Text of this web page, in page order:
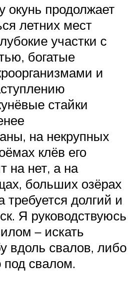
окунь продолжает
летних мест
участки с
богатые
и
стайки
на некрупных
клёв его
на нет, а на
больших озёрах
требуется долгий и
Я руководствуюсь
– искать
вдоль свалов, либо
под свалом.